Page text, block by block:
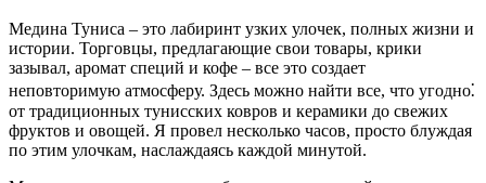
Медина Туниса – это лабиринт узких улочек, полных жизни и
истории. Торговцы, предлагающие свои товары, крики
зазывал, аромат специй и кофе – все это создает
неповторимую атмосферу. Здесь можно найти все, что угодно⁚
от традиционных тунисских ковров и керамики до свежих
фруктов и овощей. Я провел несколько часов, просто блуждая
по этим улочкам, наслаждаясь каждой минутой.